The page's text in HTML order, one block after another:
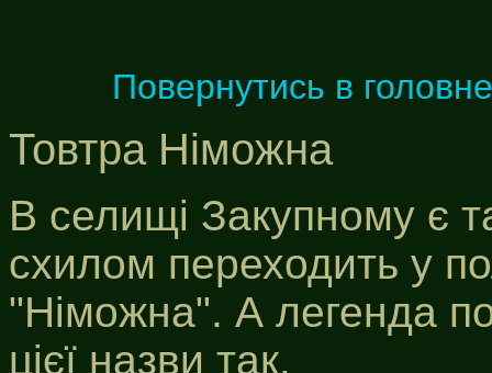
Повернутись в
Товтра Німожна
В селищі Закупному є
схилом переходить у
"Німожна". А легенда
цієї назви так.